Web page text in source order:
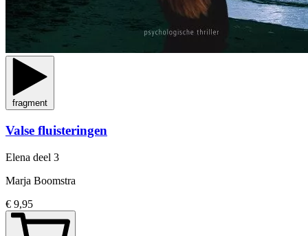
fragment
Valse fluisteringen
Elena deel 3
Marja Boomstra
€ 9,95